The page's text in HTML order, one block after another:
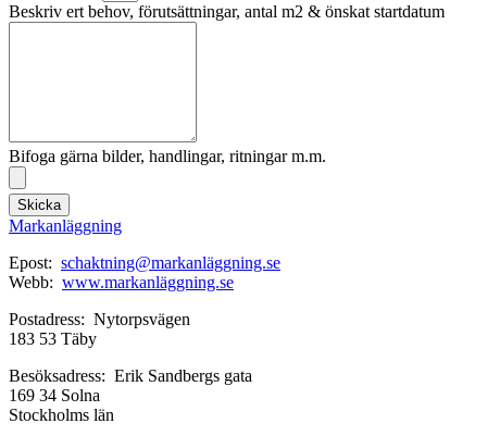
Beskriv ert behov, förutsättningar, antal m2 & önskat startdatum
Bifoga gärna bilder, handlingar, ritningar m.m.
Skicka
Markanläggning
Epost: schaktning@markanläggning.se
Webb: www.markanläggning.se
Postadress: Nytorpsvägen
183 53 Täby
Besöksadress: Erik Sandbergs gata
169 34 Solna
Stockholms län